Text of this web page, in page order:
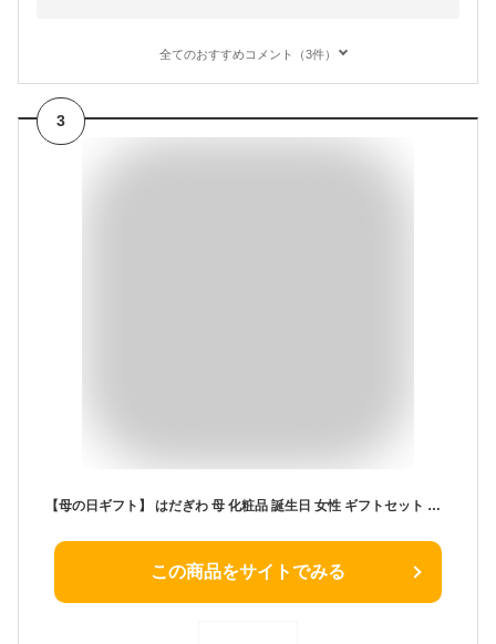
全てのおすすめコメント（3件）
3
【母の日ギフト】 はだぎわ 母 化粧品 誕生日 女性 ギフトセット スキンケアセットプレゼント コスメ ４０代 ３０代 ５０代 コフレセット 化粧水 美容液 日本製
この商品をサイトでみる